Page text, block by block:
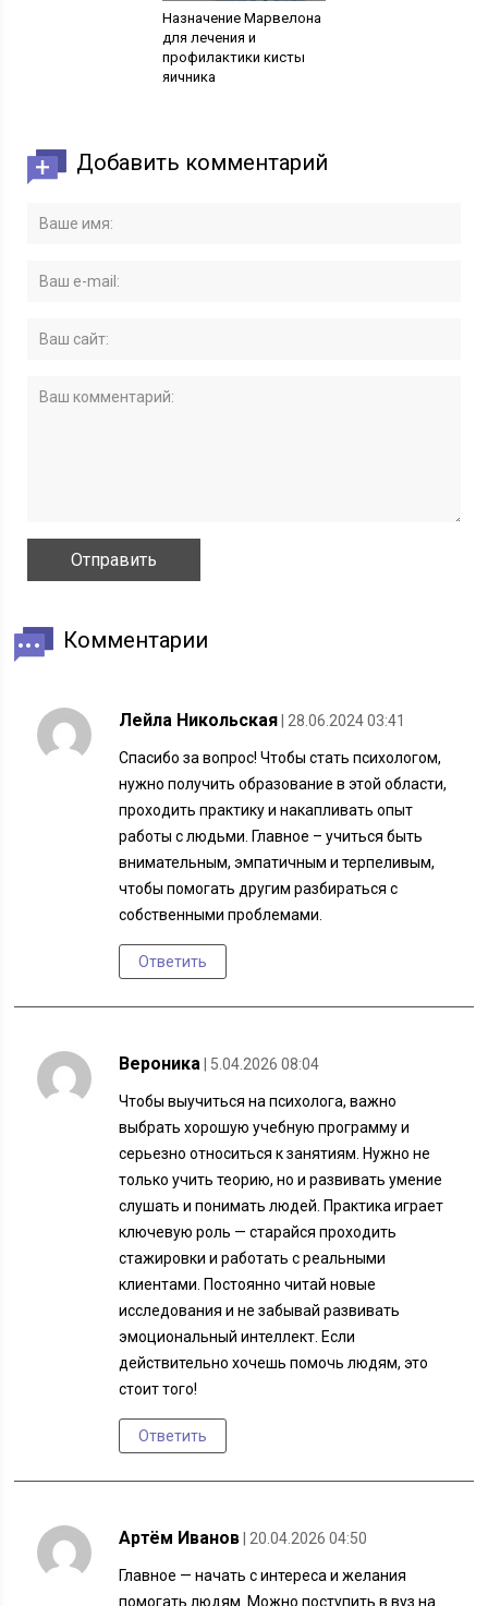
Назначение Марвелона
для лечения и
профилактики кисты
яичника
Добавить комментарий
Комментарии
Лейла Никольская | 28.06.2024 03:41
Спасибо за вопрос! Чтобы стать психологом,
нужно получить образование в этой области,
проходить практику и накапливать опыт
работы с людьми. Главное – учиться быть
внимательным, эмпатичным и терпеливым,
чтобы помогать другим разбираться с
собственными проблемами.
Ответить
Вероника | 5.04.2026 08:04
Чтобы выучиться на психолога, важно
выбрать хорошую учебную программу и
серьезно относиться к занятиям. Нужно не
только учить теорию, но и развивать умение
слушать и понимать людей. Практика играет
ключевую роль — старайся проходить
стажировки и работать с реальными
клиентами. Постоянно читай новые
исследования и не забывай развивать
эмоциональный интеллект. Если
действительно хочешь помочь людям, это
стоит того!
Ответить
Артём Иванов | 20.04.2026 04:50
Главное — начать с интереса и желания
помогать людям. Можно поступить в вуз на